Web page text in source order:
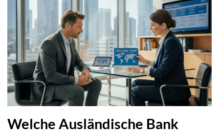
Welche Ausländische Bank